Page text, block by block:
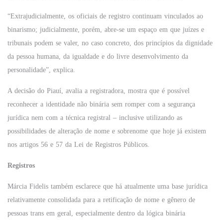
“Extrajudicialmente, os oficiais de registro continuam vinculados ao
binarismo; judicialmente, porém, abre-se um espaço em que juízes e
tribunais podem se valer, no caso concreto, dos princípios da dignidade
da pessoa humana, da igualdade e do livre desenvolvimento da
personalidade”, explica.
A decisão do Piauí, avalia a registradora, mostra que é possível
reconhecer a identidade não binária sem romper com a segurança
jurídica nem com a técnica registral – inclusive utilizando as
possibilidades de alteração de nome e sobrenome que hoje já existem
nos artigos 56 e 57 da Lei de Registros Públicos.
Registros
Márcia Fidelis também esclarece que há atualmente uma base jurídica
relativamente consolidada para a retificação de nome e gênero de
pessoas trans em geral, especialmente dentro da lógica binária